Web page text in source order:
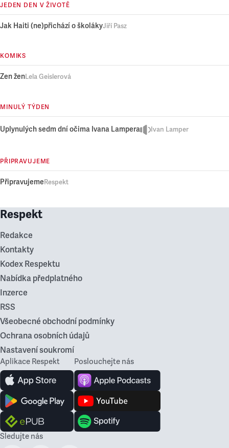
JEDEN DEN V ŽIVOTĚ
Jak Haiti (ne)přichází o školákyJiří Pasz
KOMIKS
Zen ženLela Geislerová
MINULÝ TÝDEN
Uplynulých sedm dní očima Ivana Lampera Ivan Lamper
PŘIPRAVUJEME
PřipravujemeRespekt
Respekt
Redakce
Kontakty
Kodex Respektu
Nabídka předplatného
Inzerce
RSS
Všeobecné obchodní podmínky
Ochrana osobních údajů
Nastavení soukromí
Aplikace Respekt Poslouchejte nás
Sledujte nás